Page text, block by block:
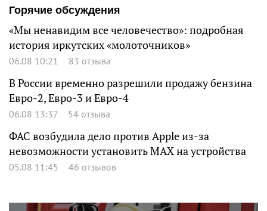
Горячие обсуждения
«Мы ненавидим все человечество»: подробная
история иркутских «молоточников»
06.08 10:21 83 отзыва
В России временно разрешили продажу бензина
Евро-2, Евро-3 и Евро-4
06.08 13:37 54 отзыва
ФАС возбудила дело против Apple из-за
невозможности установить MAX на устройства
05.08 11:45 46 отзывов